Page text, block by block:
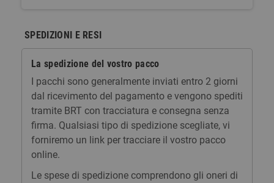
SPEDIZIONI E RESI
La spedizione del vostro pacco
I pacchi sono generalmente inviati entro 2 giorni
dal ricevimento del pagamento e vengono spediti
tramite BRT con tracciatura e consegna senza
firma. Qualsiasi tipo di spedizione scegliate, vi
forniremo un link per tracciare il vostro pacco
online.
Le spese di spedizione comprendono gli oneri di